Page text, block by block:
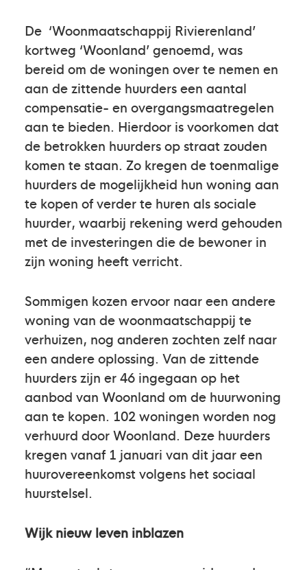
De ‘Woonmaatschappij Rivierenland’
kortweg ‘Woonland’ genoemd, was
bereid om de woningen over te nemen en
aan de zittende huurders een aantal
compensatie- en overgangsmaatregelen
aan te bieden. Hierdoor is voorkomen dat
de betrokken huurders op straat zouden
komen te staan. Zo kregen de toenmalige
huurders de mogelijkheid hun woning aan
te kopen of verder te huren als sociale
huurder, waarbij rekening werd gehouden
met de investeringen die de bewoner in
zijn woning heeft verricht.
Sommigen kozen ervoor naar een andere
woning van de woonmaatschappij te
verhuizen, nog anderen zochten zelf naar
een andere oplossing. Van de zittende
huurders zijn er 46 ingegaan op het
aanbod van Woonland om de huurwoning
aan te kopen. 102 woningen worden nog
verhuurd door Woonland. Deze huurders
kregen vanaf 1 januari van dit jaar een
huurovereenkomst volgens het sociaal
huurstelsel.
Wijk nieuw leven inblazen